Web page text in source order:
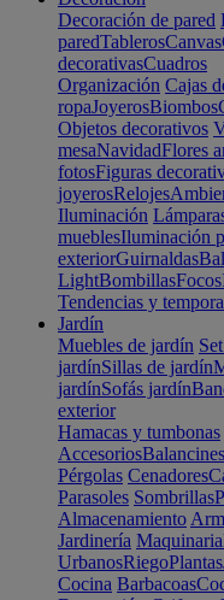
Decoración de pared
paredTablerosCanvas
decorativasCuadros
Organización Cajas
ropaJoyerosBiombos
Objetos decorativos
mesaNavidadFlores
fotosFiguras
joyerosRelojes
Iluminación
mueblesIluminación
exteriorGuirnaldas
LightBombillasFocos
Tendencias y
Jardín
Muebles de jardín
jardínSillas de jardín
jardínSofás jardín
exterior
Hamacas y tumbonas
AccesoriosBalancines
Pérgolas Cenadores
Parasoles Sombrillas
Almacenamiento
Jardinería Maquinaria
UrbanosRiegoPlantas
Cocina Barbacoas